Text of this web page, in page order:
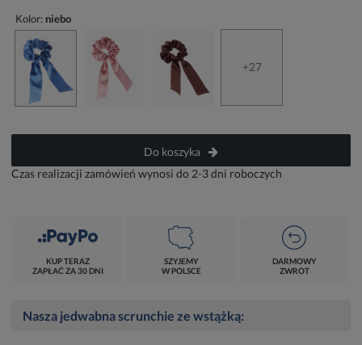
Kolor: niebo
+27
Do koszyka
Czas realizacji zamówień wynosi do 2-3 dni roboczych
KUP TERAZ
ZAPŁAĆ ZA 30 DNI
SZYJEMY
W POLSCE
DARMOWY
ZWROT
Nasza jedwabna scrunchie ze wstążką: